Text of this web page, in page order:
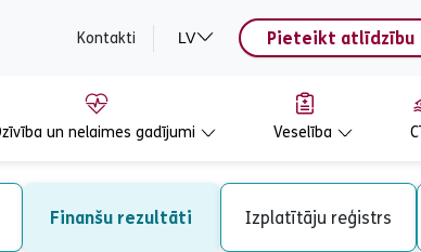
Kontakti LV Pieteikt atlīdzību
un nelaimes gadījumi Veselība
Finanšu rezultāti Izplatītāju reģistrs